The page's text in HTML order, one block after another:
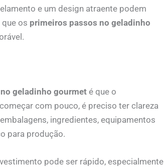
e um design atraente podem
os primeiros passos no geladinho
geladinho gourmeté que o
com pouco, é preciso ter clareza
ingredientes, equipamentos
para produção.
pode ser rápido, especialmente